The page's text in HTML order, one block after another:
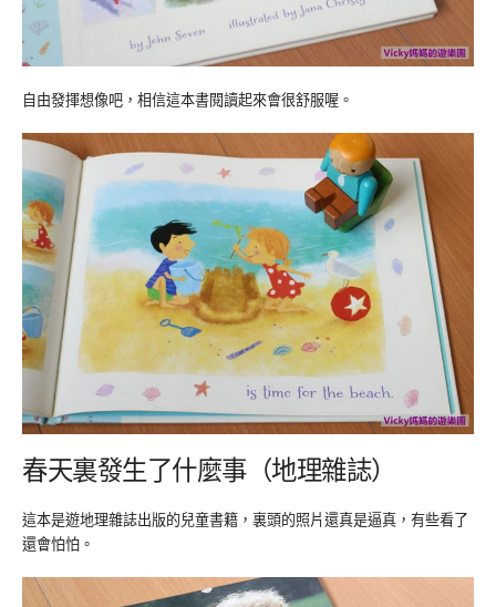
自由發揮想像吧，相信這本書閱讀起來會很舒服喔。
春天裏發生了什麼事（地理雜誌）
這本是遊地理雜誌出版的兒童書籍，裏頭的照片還真是逼真，有些看了
還會怕怕。